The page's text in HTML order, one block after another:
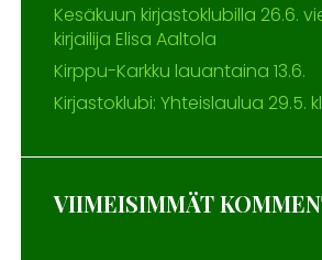
Kesäkuun kirjastoklubilla 26.6.
kirjailija Elisa Aaltola
Kirppu-Karkku lauantaina 13.6.
Kirjastoklubi: Yhteislaulua 29.5.
VIIMEISIMMÄT